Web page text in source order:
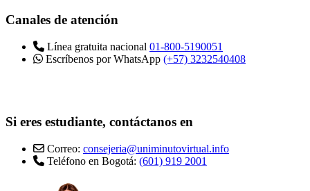
Canales de atención
Línea gratuita nacional 01-800-5190051
Escríbenos por WhatsApp (+57) 3232540408
Si eres estudiante, contáctanos en
Correo: consejeria@uniminutovirtual.info
Teléfono en Bogotá: (601) 919 2001